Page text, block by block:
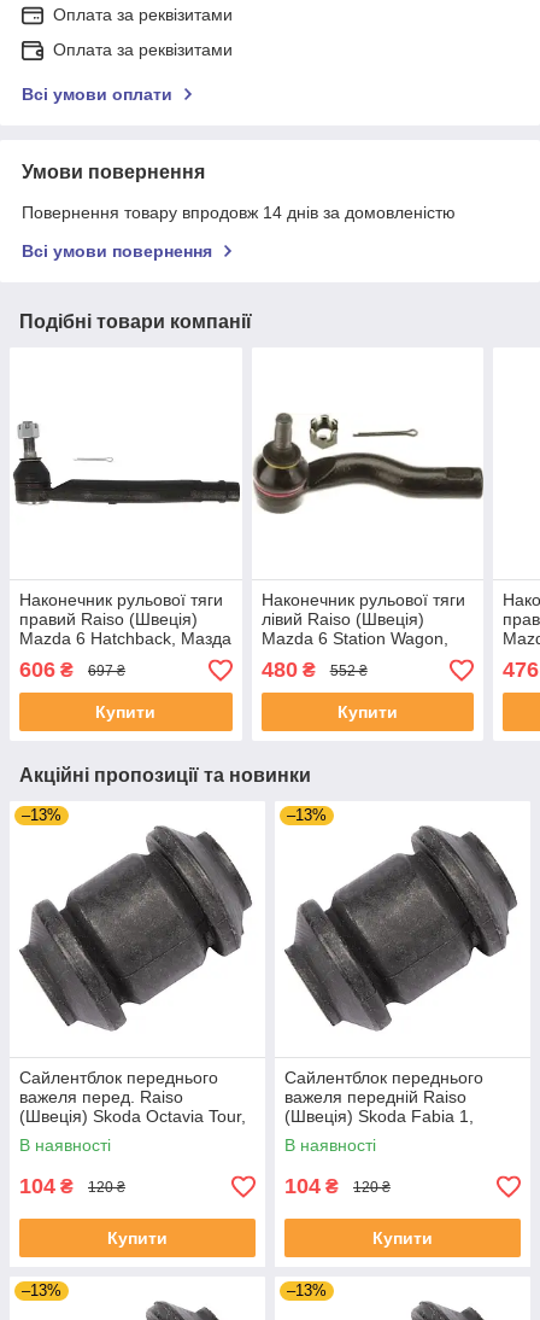
Оплата за реквізитами
Оплата за реквізитами
Всі умови оплати
Умови повернення
Повернення товару впродовж 14 днів за домовленістю
Всі умови повернення
Подібні товари компанії
Наконечник рульової тяги
правий Raiso (Швеція)
Mazda 6 Hatchback, Мазда
6 Хетчбек 07-13 #RL-
032280M UAMGGHQ4
606 ₴ 697 ₴
Купити
Наконечник рульової тяги
лівий Raiso (Швеція)
Mazda 6 Station Wagon,
Мазда 6 02-08 #RL-
632290M UAHBAUI4
480₴ 552 ₴
Купити
476
Акційні пропозиції та новинки
–13%
Сайлентблок переднього
важеля перед. Raiso
(Швеція) Skoda Octavia Tour,
Октавія Тур 96- #RL-1J0182V
UAJOTLS4
В наявності
104 ₴ 120 ₴
Купити
–13%
Сайлентблок переднього
важеля передній Raiso
(Швеція) Skoda Fabia 1,
Шкода Фабія 1 99-08 #RL-
1J0182V UAXPUCH4
В наявності
104 ₴ 120 ₴
Купити
–13% –13%